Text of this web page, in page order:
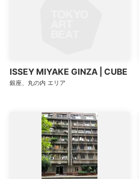
ISSEY MIYAKE GINZA | CUBE
銀座、丸の内 エリア